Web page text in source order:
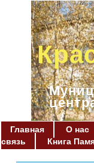
Главная О нас
связь
Книга